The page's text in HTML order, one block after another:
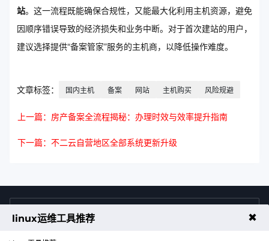
站。这一流程既能确保合规性，又能最大化利用主机资源，避免
因顺序错误导致的经济损失和业务中断。对于首次建站的用户，
建议选择提供“备案管家”服务的主机商，以降低操作难度。
文章标签： 国内主机 备案 网站 主机购买 风险规避
上一篇：房产备案全流程揭秘：办理时效与效率提升指南
下一篇：不二云自营地区全部系统更新升级
售前咨询热线
linux运维工具推荐 ✖